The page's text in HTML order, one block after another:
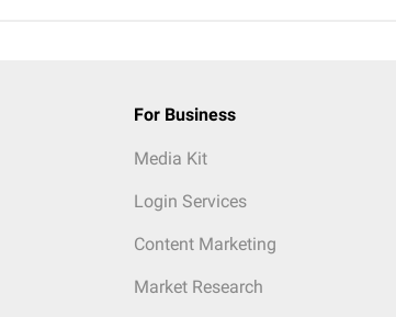
For Business
Media Kit
Login Services
Content Marketing
Market Research